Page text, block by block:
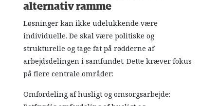
alternativ ramme
Løsninger kan ikke udelukkende være
individuelle. De skal være politiske og
strukturelle og tage fat på rødderne af
arbejdsdelingen i samfundet. Dette kræver fokus
på flere centrale områder:
Omfordeling af husligt og omsorgsarbejde: